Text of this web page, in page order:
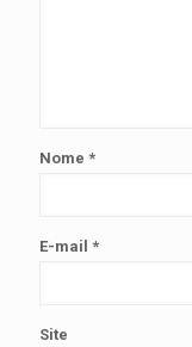
Nome *
E-mail *
Site